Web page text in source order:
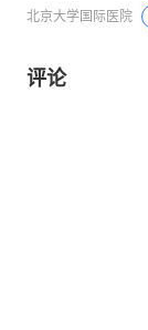
北京大学国际医院
评论